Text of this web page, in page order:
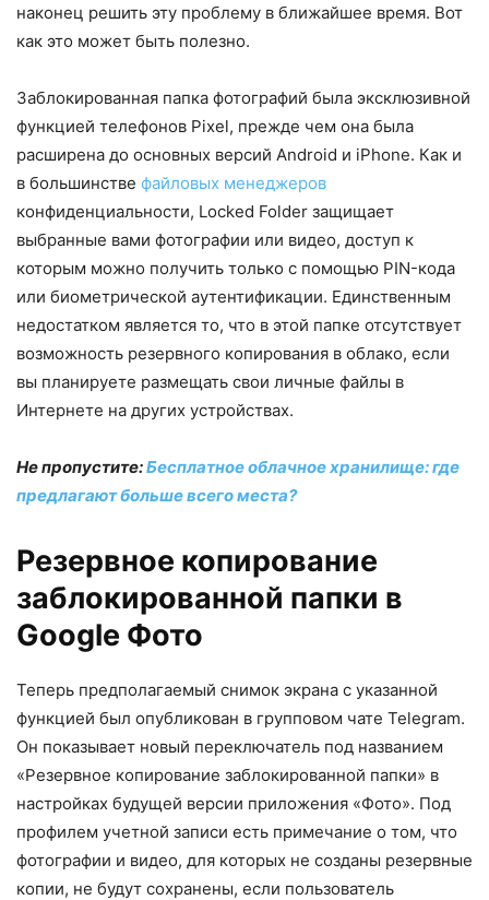
наконец решить эту проблему в ближайшее время. Вот
как это может быть полезно.
Заблокированная папка фотографий была эксклюзивной
функцией телефонов Pixel, прежде чем она была
расширена до основных версий Android и iPhone. Как и
в большинстве файловых менеджеров
конфиденциальности, Locked Folder защищает
выбранные вами фотографии или видео, доступ к
которым можно получить только с помощью PIN-кода
или биометрической аутентификации. Единственным
недостатком является то, что в этой папке отсутствует
возможность резервного копирования в облако, если
вы планируете размещать свои личные файлы в
Интернете на других устройствах.
Не пропустите:Бесплатное облачное хранилище: где
предлагают больше всего места?
Резервное копирование
заблокированной папки в
Google Фото
Теперь предполагаемый снимок экрана с указанной
функцией был опубликован в групповом чате Telegram.
Он показывает новый переключатель под названием
«Резервное копирование заблокированной папки» в
настройках будущей версии приложения «Фото». Под
профилем учетной записи есть примечание о том, что
фотографии и видео, для которых не созданы резервные
копии, не будут сохранены, если пользователь